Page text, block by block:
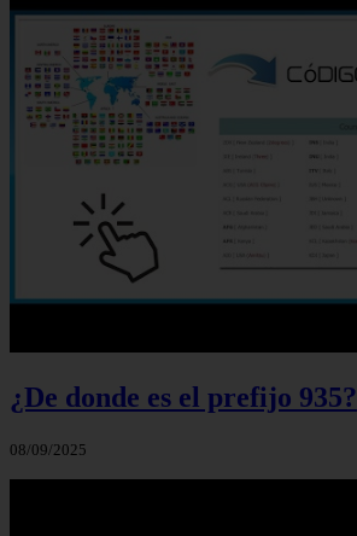
¿De donde es el prefijo 935?
08/09/2025